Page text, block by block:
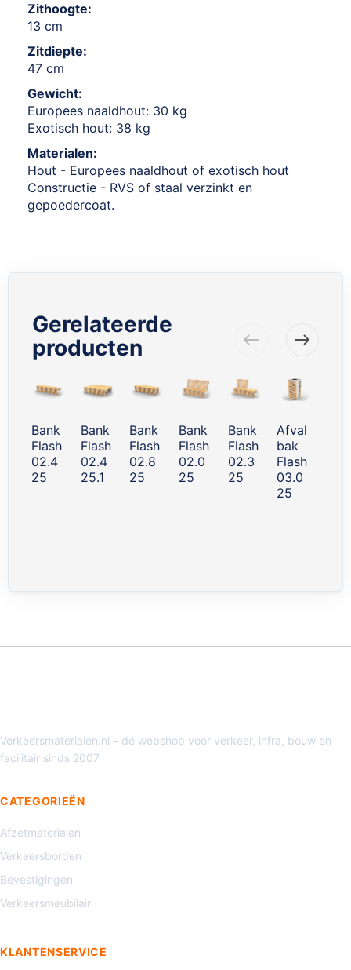
Zithoogte:
13 cm
Zitdiepte:
47 cm
Gewicht:
Europees naaldhout: 30 kg
Exotisch hout: 38 kg
Materialen:
Hout - Europees naaldhout of exotisch hout
Constructie - RVS of staal verzinkt en
gepoedercoat.
Gerelateerde
producten
carousel
Bank
Flash
02.4
25
Bank
Flash
02.4
25.1
Bank
Flash
02.8
25
Bank
Flash
02.0
25
Bank
Flash
02.3
25
Afval
bak
Flash
03.0
25
Verkeersmaterialen.nl – dé webshop voor verkeer, infra, bouw en
facilitair sinds 2007
CATEGORIEËN
Afzetmaterialen
Verkeersborden
Bevestigingen
Verkeersmeubilair
KLANTENSERVICE